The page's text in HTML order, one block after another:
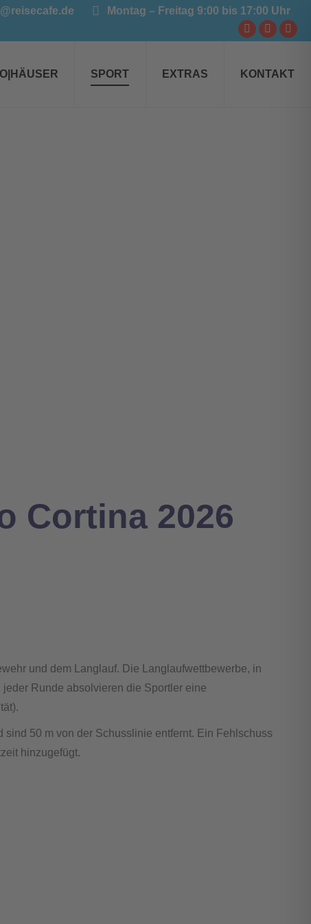
Montag – Freitag 9:00 bis 17:00 Uhr
Facebook
opens
YouTube
opens
SPORT EXTRAS KONTAKT
Cortina 2026
und dem Langlauf. Die Langlaufwettbewerbe, in
Runde absolvieren die Sportler eine
50 m von der Schusslinie entfernt. Ein Fehlschuss
hinzugefügt.